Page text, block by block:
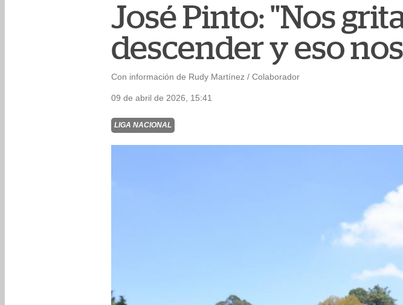
José Pinto: "Nos
descender y eso
Con información de Rudy Martínez / Colaborador
09 de abril de 2026, 15:41
LIGA NACIONAL